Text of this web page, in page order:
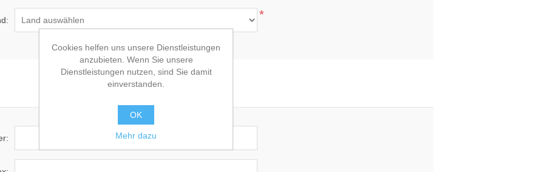
*
Kontaktinformationen
Cookies helfen uns unsere Dienstleistungen
anzubieten. Wenn Sie unsere
Dienstleistungen nutzen, sind Sie damit
einverstanden.
OK
Mehr dazu